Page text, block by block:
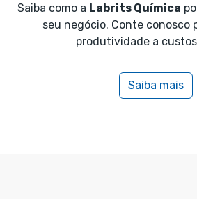
Saiba como a Labrits Química
seu negócio. Conte conosco
produtividade a
Saiba mais